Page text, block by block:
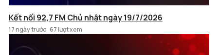
Kết nối 92,7 FM Chủ nhật ngày 19/7/2026
17 ngày trước 67 lượt xem